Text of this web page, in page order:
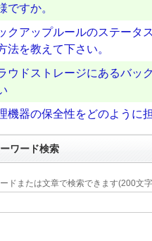
ですか。
クアップルールのステータ
法を教えて下さい。
ウドストレージにあるバッ
機器の保全性をどのように
ワード検索
ドまたは文章で検索できます(200文